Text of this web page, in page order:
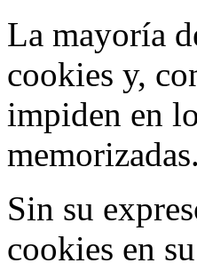
La mayoría
cookies y,
impiden en
memorizadas.
Sin su
cookies en